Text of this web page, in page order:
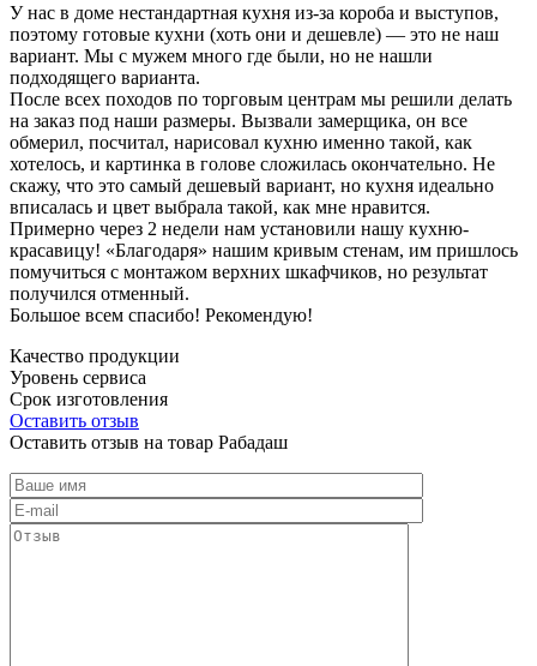
У нас в доме нестандартная кухня из-за короба и выступов,
поэтому готовые кухни (хоть они и дешевле) — это не наш
вариант. Мы с мужем много где были, но не нашли
подходящего варианта.
После всех походов по торговым центрам мы решили делать
на заказ под наши размеры. Вызвали замерщика, он все
обмерил, посчитал, нарисовал кухню именно такой, как
хотелось, и картинка в голове сложилась окончательно. Не
скажу, что это самый дешевый вариант, но кухня идеально
вписалась и цвет выбрала такой, как мне нравится.
Примерно через 2 недели нам установили нашу кухню-
красавицу! «Благодаря» нашим кривым стенам, им пришлось
помучиться с монтажом верхних шкафчиков, но результат
получился отменный.
Большое всем спасибо! Рекомендую!
Качество продукции
Уровень сервиса
Срок изготовления
Оставить отзыв
Оставить отзыв на товар Рабадаш